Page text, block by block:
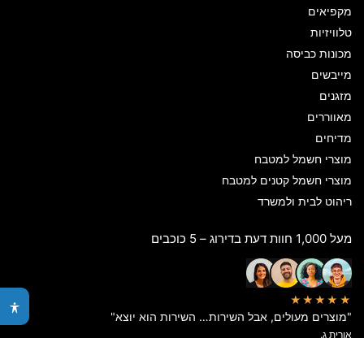
מקפיאים
טלוויזיות
מכונות כביסה
מייבשים
מזגנים
מאווררים
מדיחים
מוצרי חשמל למטבח
מוצרי חשמל קטנים למטבח
ריהוט לבית ולמשרד
מעל 1,000 חוות דעת בדירוג – 5 כוכבים
★★★★★
"מוצרים מעולים, אבל השירות… השירות הוא יוצא"
אורית ג.